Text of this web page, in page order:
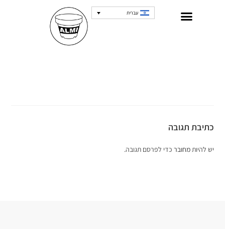
עברית
כתיבת תגובה
יש להיותמחובר כדי לפרסם תגובה.